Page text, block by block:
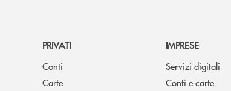
PRIVATI
Conti
Carte
IMPRESE
Servizi digitali
Conti e carte